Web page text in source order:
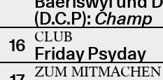
(D.C.P): Champ
16 CLUB
Friday Psyday
ZUM MITMACHEN